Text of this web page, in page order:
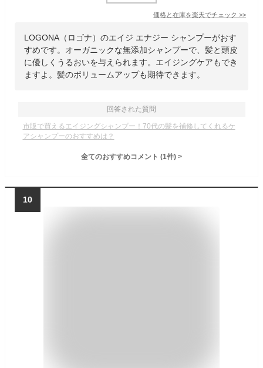
価格と在庫を楽天でチェック >>
LOGONA（ロゴナ）のエイジ エナジー シャンプーがおす
すめです。オーガニックな無添加シャンプーで、髪と頭皮
に優しくうるおいを与えられます。エイジングケアもでき
ますよ。髪のボリュームアップも期待できます。
回答された質問
市販で買えるエイジングシャンプー！70代の髪を補修してくれるケ
アシャンプーのおすすめは？
全てのおすすめコメント (1件) >
10